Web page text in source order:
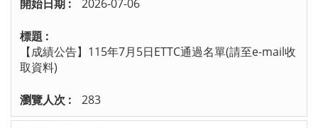
2026-07-06
【成績公告】115年7月5日ETTC通過名單(請至e-mail收
取資料)
283